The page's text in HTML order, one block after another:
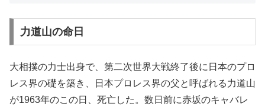
力道山の命日
大相撲の力士出身で、第二次世界大戦終了後に日本のプロ
レス界の礎を築き、日本プロレス界の父と呼ばれる力道山
が1963年のこの日、死亡した。数日前に赤坂のキャバレ